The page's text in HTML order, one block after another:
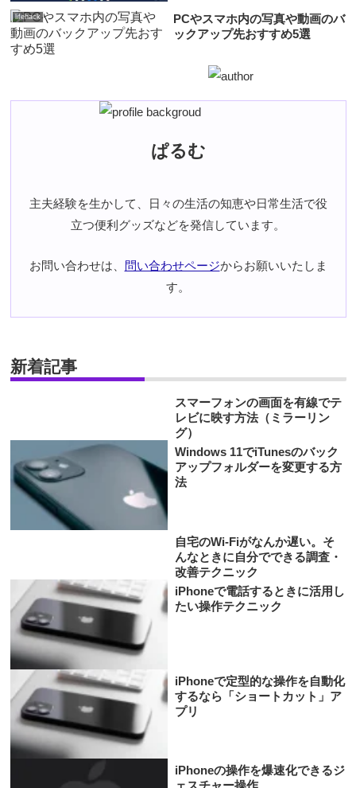
lifehack
PCやスマホ内の写真や動画のバ
ックアップ先おすすめ5選
ぱるむ
主夫経験を生かして、日々の生活の知恵や日常生活で役
立つ便利グッズなどを発信しています。
お問い合わせは、 問い合わせページからお願いいたしま
す。
新着記事
スマーフォンの画面を有線でテ
レビに映す方法（ミラーリン
グ）
Windows 11でiTunesのバック
アップフォルダーを変更する方
法
自宅のWi-Fiがなんか遅い。そ
んなときに自分でできる調査・
改善テクニック
iPhoneで電話するときに活用し
たい操作テクニック
iPhoneで定型的な操作を自動化
するなら「ショートカット」ア
プリ
iPhoneの操作を爆速化できるジ